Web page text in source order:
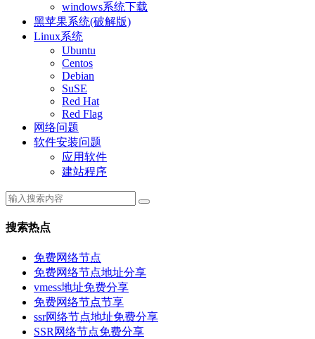
windows系统下载
黑苹果系统(破解版)
Linux系统
Ubuntu
Centos
Debian
SuSE
Red Hat
Red Flag
网络问题
软件安装问题
应用软件
建站程序
搜索热点
免费网络节点
免费网络节点地址分享
vmess地址免费分享
免费网络节点节享
ssr网络节点地址免费分享
SSR网络节点免费分享